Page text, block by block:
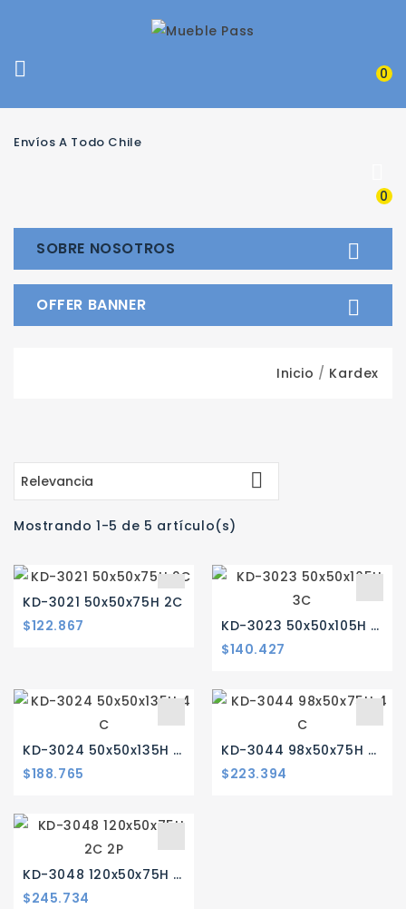
 0
Envíos A Todo Chile
0
SOBRE NOSOTROS 
OFFER BANNER 
Inicio Kardex
Relevancia 
Mostrando 1-5 de 5 artículo(s)
KD-3021 50x50x75H 2C
$122.867
KD-3023 50x50x105H 3C
$140.427
KD-3024 50x50x135H 4 C
$188.765
KD-3044 98x50x75H 4 C
$223.394
KD-3048 120x50x75H 2C 2P
$245.734